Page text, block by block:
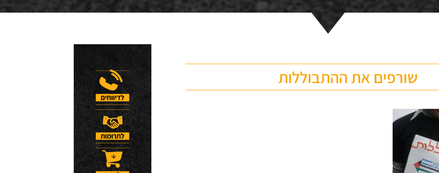
שורפים את ההתבוללות